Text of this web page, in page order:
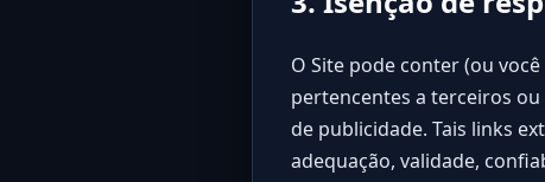
O Site pode conter (ou
pertencentes a terceiros
de publicidade. Tais links
adequação, validade,